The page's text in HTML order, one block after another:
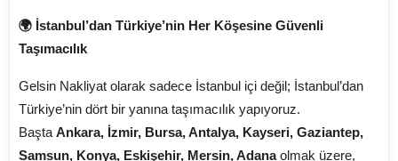
🌍 İstanbul’dan Türkiye’nin Her Köşesine Güvenli
Taşımacılık
Gelsin Nakliyat olarak sadece İstanbul içi değil; İstanbul’dan
Türkiye’nin dört bir yanına taşımacılık yapıyoruz.
Başta Ankara, İzmir, Bursa, Antalya, Kayseri, Gaziantep,
Samsun, Konya, Eskişehir, Mersin, Adanaolmak üzere,